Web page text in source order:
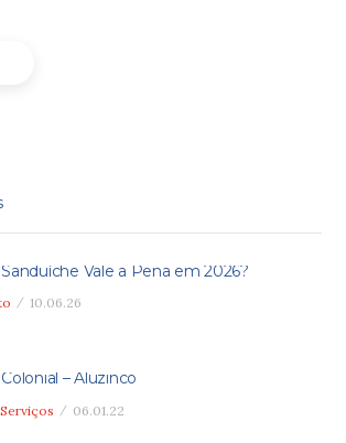
Sanduíche Vale a Pena em 2026?
10.06.26
Colonial – Aluzinco
,Serviços 06.01.22